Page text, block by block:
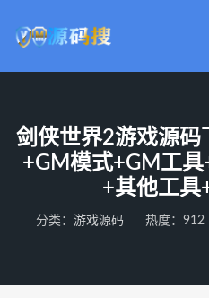
剑侠世界2游戏源
+GM模式+GM工
+其他工具
分类： 游戏源码 热度：912